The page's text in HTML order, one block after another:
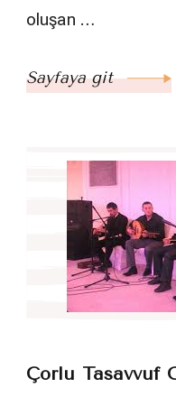
oluşan …
Sayfaya git
Çorlu Tasavvuf